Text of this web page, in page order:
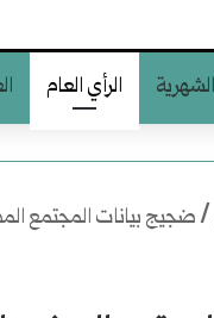
الرأي العام
/ضجيج بيانات المجتمع